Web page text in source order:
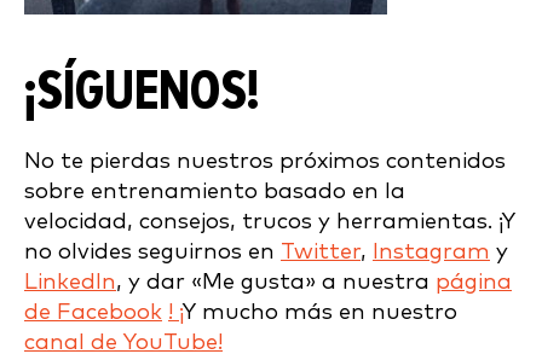
¡SÍGUENOS!
No te pierdas nuestros próximos contenidos
sobre entrenamiento basado en la
velocidad, consejos, trucos y herramientas. ¡Y
no olvides seguirnos en Twitter, Instagram y
LinkedIn, y dar «Me gusta» a nuestra página
de Facebook ! ¡Y mucho más en nuestro
canal de YouTube!